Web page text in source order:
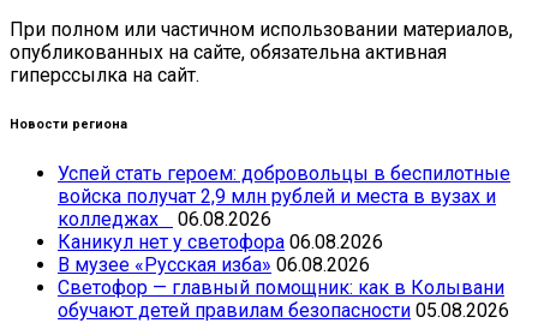
При полном или частичном использовании материалов,
опубликованных на сайте, обязательна активная
гиперссылка на сайт.
Новости региона
Успей стать героем: добровольцы в беспилотные
войска получат 2,9 млн рублей и места в вузах и
колледжах
06.08.2026
Каникул нет у светофора 06.08.2026
В музее «Русская изба» 06.08.2026
Светофор — главный помощник: как в Колывани
обучают детей правилам безопасности 05.08.2026